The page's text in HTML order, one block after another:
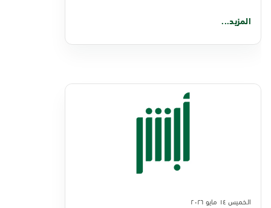
المزيد...
الخميس ١٤ مايو ٢٠٢٦